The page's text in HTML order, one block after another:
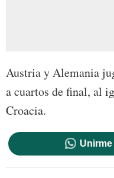
Austria y Alemania
a cuartos de final, al
Croacia.